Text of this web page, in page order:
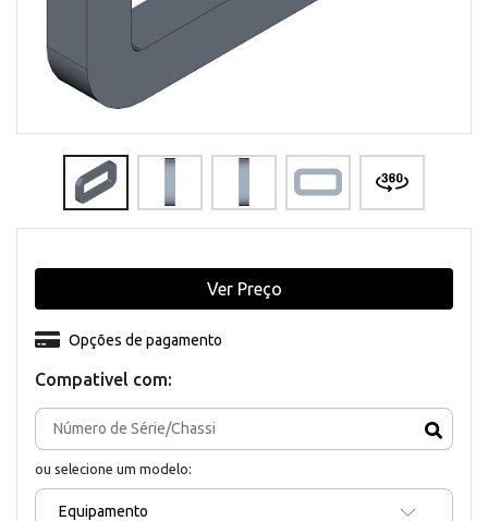
Compativel com:
ou selecione um modelo:
Equipamento
Opções de pagamento
Ver Preço